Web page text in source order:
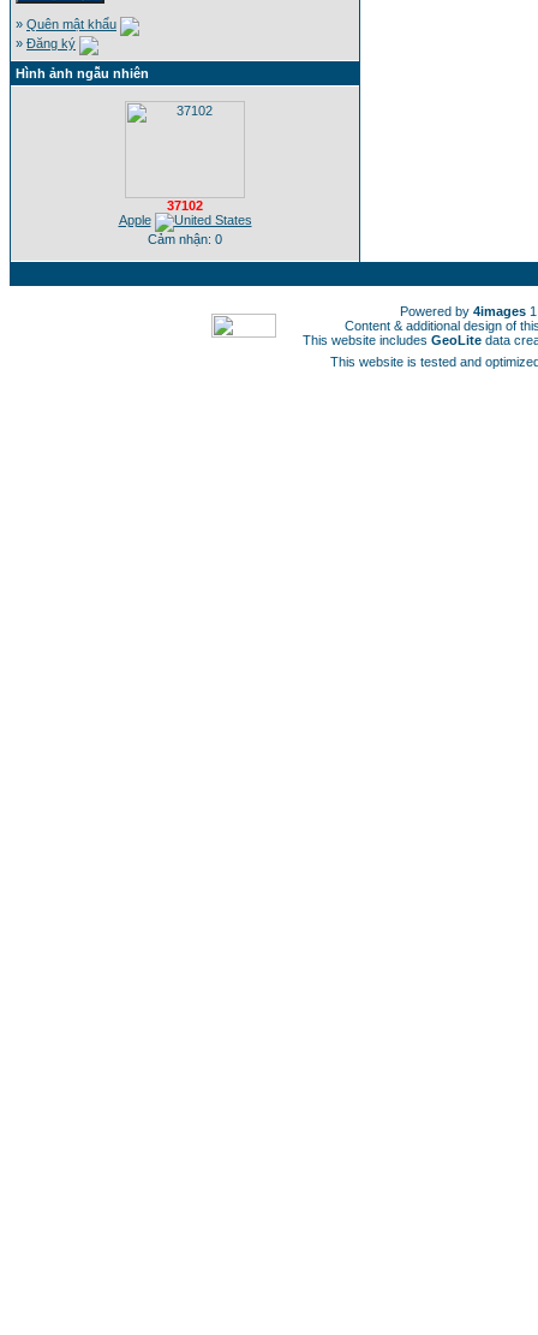
» Quên mật khẩu
» Đăng ký
Hình ảnh ngẫu nhiên
37102
Apple
Cảm nhận: 0
Powered by 4images
Content & additional design of
This website includes GeoLite data
This website is tested and